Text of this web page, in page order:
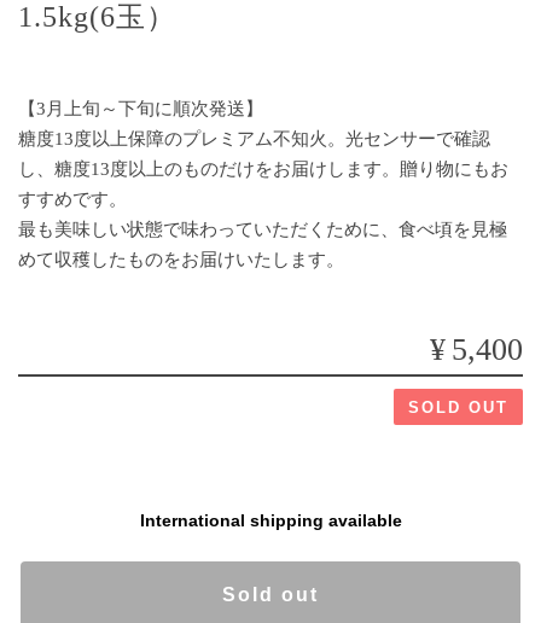
1.5kg(6玉）
【3月上旬～下旬に順次発送】
糖度13度以上保障のプレミアム不知火。光センサーで確認
し、糖度13度以上のものだけをお届けします。贈り物にもお
すすめです。
最も美味しい状態で味わっていただくために、食べ頃を見極
めて収穫したものをお届けいたします。
¥5,400
SOLD OUT
International shipping available
Sold out